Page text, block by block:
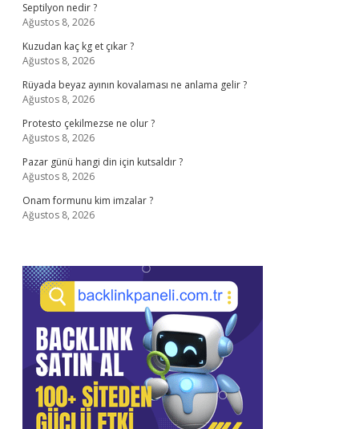
Septilyon nedir ?
Ağustos 8, 2026
Kuzudan kaç kg et çıkar ?
Ağustos 8, 2026
Rüyada beyaz ayının kovalaması ne anlama gelir ?
Ağustos 8, 2026
Protesto çekilmezse ne olur ?
Ağustos 8, 2026
Pazar günü hangi din için kutsaldır ?
Ağustos 8, 2026
Onam formunu kim imzalar ?
Ağustos 8, 2026